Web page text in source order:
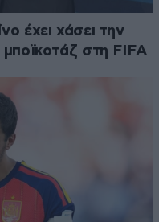
έχει χάσει την
μποϊκοτάζ στη FIFA